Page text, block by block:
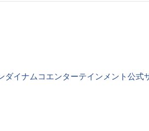
イナムコエンターテインメント公式